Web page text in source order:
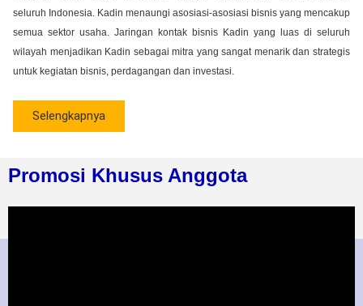
seluruh Indonesia. Kadin menaungi asosiasi-asosiasi bisnis yang mencakup
semua sektor usaha. Jaringan kontak bisnis Kadin yang luas di seluruh
wilayah menjadikan Kadin sebagai mitra yang sangat menarik dan strategis
untuk kegiatan bisnis, perdagangan dan investasi.
Selengkapnya
Promosi Khusus Anggota